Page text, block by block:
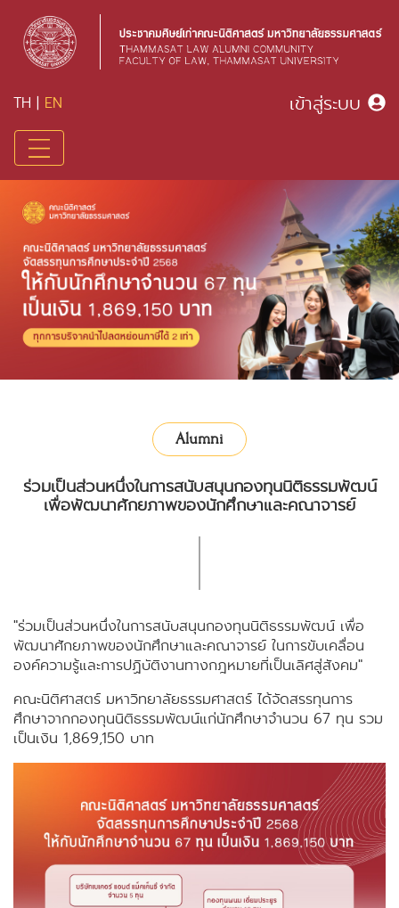
TH | EN เข้าสู่ระบบ
Alumni
ร่วมเป็นส่วนหนึ่งในการสนับสนุนกองทุนนิติธรรมพัฒน์
เพื่อพัฒนาศักยภาพของนักศึกษาและคณาจารย์
"ร่วมเป็นส่วนหนึ่งในการสนับสนุนกองทุนนิติธรรมพัฒน์ เพื่อ
พัฒนาศักยภาพของนักศึกษาและคณาจารย์ ในการขับเคลื่อน
องค์ความรู้และการปฏิบัติงานทางกฎหมายที่เป็นเลิศสู่สังคม"
คณะนิติศาสตร์ มหาวิทยาลัยธรรมศาสตร์ ได้จัดสรรทุนการ
ศึกษาจากกองทุนนิติธรรมพัฒน์แก่นักศึกษาจำนวน 67 ทุน รวม
เป็นเงิน 1,869,150 บาท